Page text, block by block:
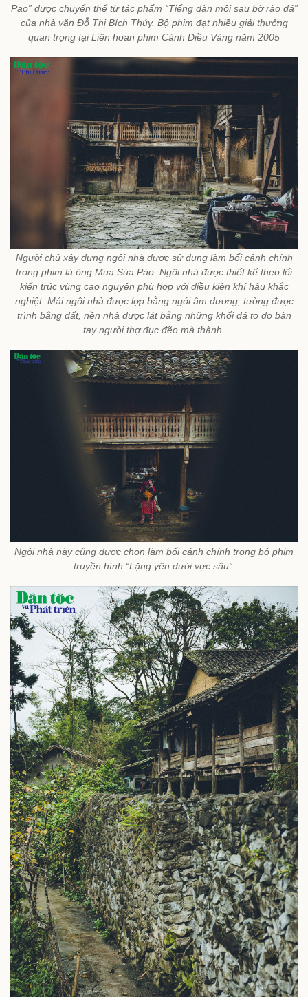
Pao” được chuyển thể từ tác phẩm “Tiếng đàn môi sau bờ rào đá”
của nhà văn Đỗ Thị Bích Thúy. Bộ phim đạt nhiều giải thưởng
quan trọng tại Liên hoan phim Cánh Diều Vàng năm 2005
Người chủ xây dựng ngôi nhà được sử dụng làm bối cảnh chính
trong phim là ông Mua Súa Páo. Ngôi nhà được thiết kế theo lối
kiến trúc vùng cao nguyên phù hợp với điều kiện khí hậu khắc
nghiệt. Mái ngôi nhà được lợp bằng ngói âm dương, tường được
trình bằng đất, nền nhà được lát bằng những khối đá to do bàn
tay người thợ đục đẽo mà thành.
Ngôi nhà này cũng được chọn làm bối cảnh chính trong bộ phim
truyền hình “Lặng yên dưới vực sâu”.